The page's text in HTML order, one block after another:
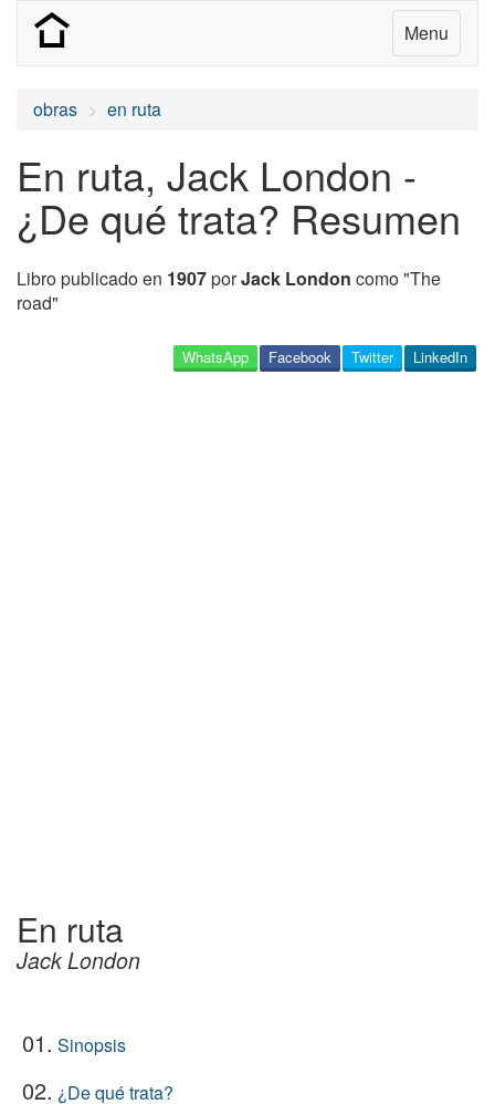
Menu
obras en ruta
En ruta, Jack London -
¿De qué trata? Resumen
Libro publicado en 1907porJack London como "The
road"
LinkedIn
Twitter
Facebook
WhatsApp
En ruta
Jack London
01. Sinopsis
02. ¿De qué trata?